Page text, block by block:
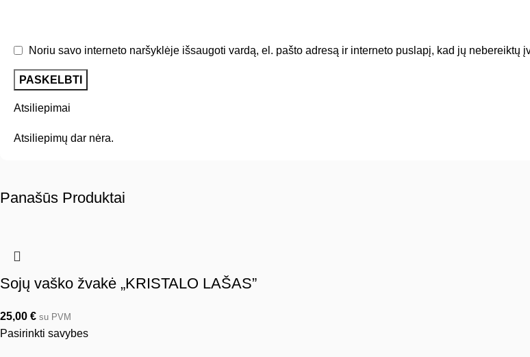
Atsiliepimai
Atsiliepimų dar nėra.
Noriu savo interneto naršyklėje išsaugoti vardą, el. pašto adresą ir interneto puslapį, kad jų nebereiktų
Panašūs Produktai
Sojų vaško žvakė „KRISTALO LAŠAS”
25,00 € su PVM
Pasirinkti savybes